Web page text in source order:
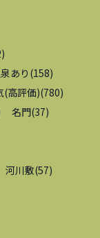
)
あり (158)
(高評価)(780)
名門(37)
河川敷(57)